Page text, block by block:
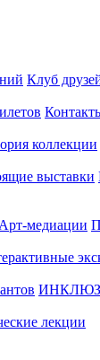
Клуб
коллекции
выставки
Арт-медиации
лекции